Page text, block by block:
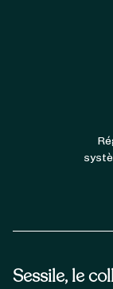
Sessile, le